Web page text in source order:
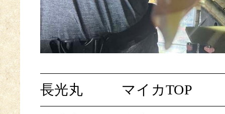
長光丸 マイカTOP